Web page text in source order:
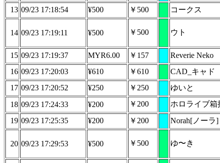
13 09/23 17:18:54 ¥500 ￥500 コークス
14 09/23 17:19:11 ¥500 ￥500 ウト
15 09/23 17:19:37 MYR6.00 ￥157
Reverie Neko
16 09/23 17:20:03 ¥610 ￥610
CAD_キャド
17 09/23 17:20:52 ¥250 ￥250
ゆいと
18 09/23 17:24:33 ¥200 ￥200
ホロライブ箱
19 09/23 17:25:35 ¥200 ￥200 Norah[ノーラ]
20 09/23 17:29:53 ¥500 ￥500 ゆ〜き